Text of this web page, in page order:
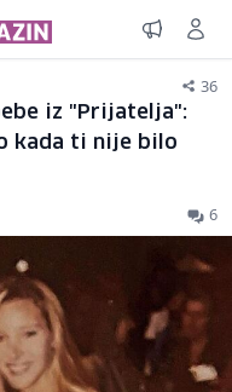
36
iz "Prijatelja":
kada ti nije bilo
6